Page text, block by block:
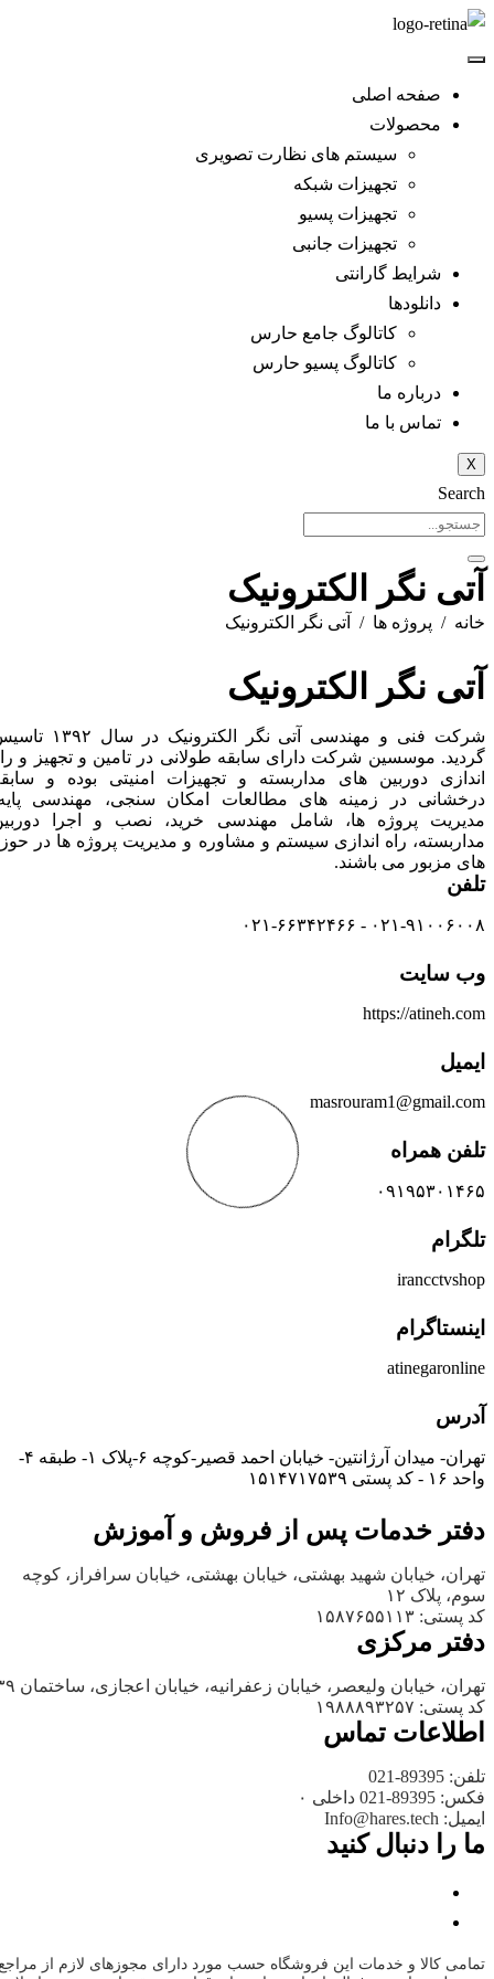
صفحه اصلی
محصولات
سیستم های نظارت تصویری
تجهیزات شبکه
تجهیزات پسیو
تجهیزات جانبی
شرایط گارانتی
دانلود‌ها
کاتالوگ جامع حارس
کاتالوگ پسیو حارس
درباره ما
تماس با ما
X
Search
آتی نگر الکترونیک
خانه پروژه ها آتی نگر الکترونیک
آتی نگر الکترونیک
شرکت فنی و مهندسی آتی نگر الکترونیک در سال ۱۳۹۲ تاسیس
گردید. موسسین شرکت دارای سابقه طولانی در تامین و تجهیز و راه
اندازی دوربین های مداربسته و تجهیزات امنیتی بوده و سابقه
درخشانی در زمینه های مطالعات امکان سنجی، مهندسی پایه،
مدیریت پروژه ها، شامل مهندسی خرید، نصب و اجرا دوربین
مداربسته، راه اندازی سیستم و مشاوره و مدیریت پروژه ها در حوزه
های مزبور می باشند.
تلفن
۰۲۱-۹۱۰۰۶۰۰۸ - ۰۲۱-۶۶۳۴۲۴۶۶
وب سایت
https://atineh.com
ایمیل
masrouram1@gmail.com
تلفن همراه
۰۹۱۹۵۳۰۱۴۶۵
تلگرام
irancctvshop
اینستاگرام
atinegaronline
آدرس
تهران- میدان آرژانتین- خیابان احمد قصیر-کوچه ۶-پلاک ۱- طبقه ۴-
واحد ۱۶ - کد پستی ۱۵۱۴۷۱۷۵۳۹
دفتر خدمات پس از فروش و آموزش
تهران، خیابان شهید بهشتی، خیابان بهشتی، خیابان سرافراز، کوچه
سوم، پلاک ۱۲
کد پستی: ۱۵۸۷۶۵۵۱۱۳
دفتر مرکزی
تهران، خیابان ولیعصر، خیابان زعفرانیه، خیابان اعجازی، ساختمان ۳۹
کد پستی: ۱۹۸۸۸۹۳۲۵۷
اطلاعات تماس
تلفن: 89395-021
فکس: 89395-021 داخلی ۰
ایمیل: Info@hares.tech
ما را دنبال کنید
تمامی کالا و خدمات این فروشگاه حسب مورد دارای مجوزهای لازم از مراجع